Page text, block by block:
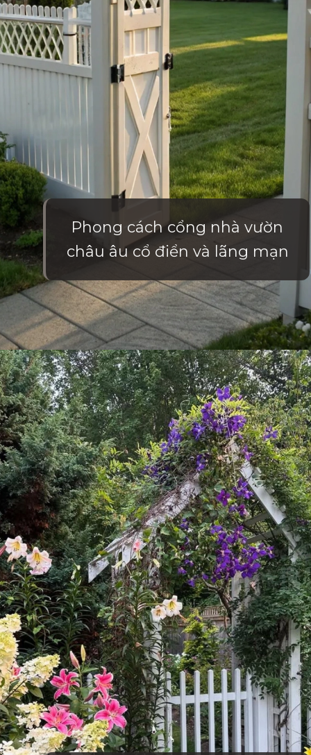
Phong cách cổng nhà vườn
châu âu cổ điển và lãng mạn
Đang mởhttps://vietnamxua.edu.vn/cong-nha-vuon